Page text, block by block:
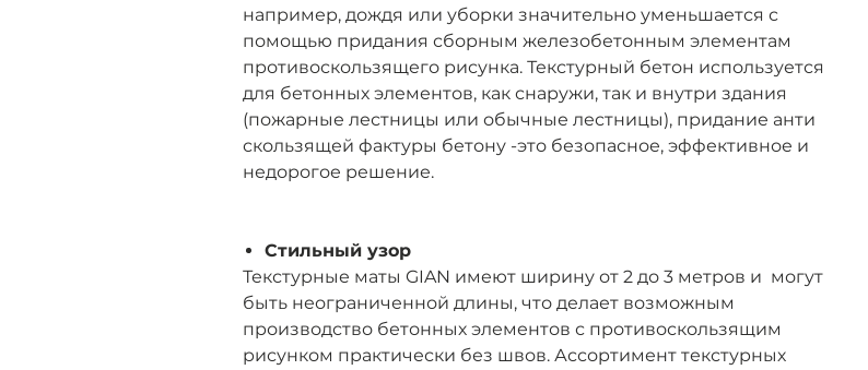
например, дождя или уборки значительно уменьшается с
помощью придания сборным железобетонным элементам
противоскользящего рисунка. Текстурный бетон используется
для бетонных элементов, как снаружи, так и внутри здания
(пожарные лестницы или обычные лестницы), придание анти
скользящей фактуры бетону -это безопасное, эффективное и
недорогое решение.
Стильный узор
Текстурные маты GIAN имеют ширину от 2 до 3 метров и могут
быть неограниченной длины, что делает возможным
производство бетонных элементов с противоскользящим
рисунком практически без швов. Ассортимент текстурных